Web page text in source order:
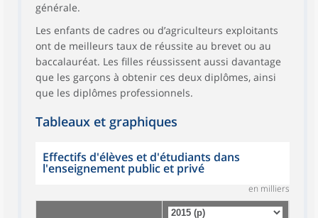
générale.
Les enfants de cadres ou d’agriculteurs exploitants
ont de meilleurs taux de réussite au brevet ou au
baccalauréat. Les filles réussissent aussi davantage
que les garçons à obtenir ces deux diplômes, ainsi
que les diplômes professionnels.
Tableaux et graphiques
Effectifs d'élèves et d'étudiants dans
l'enseignement public et privé
en milliers